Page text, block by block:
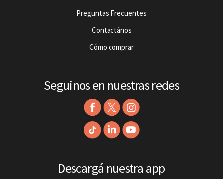
Preguntas Frecuentes
Contactános
Cómo comprar
Seguinos en nuestras redes
Descargá nuestra app